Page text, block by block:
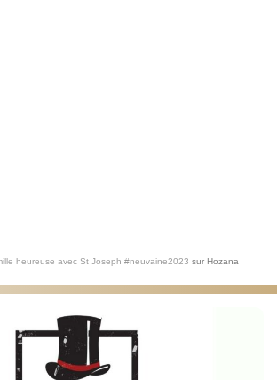
heureuse avec St Joseph #neuvaine2023 sur Hozana